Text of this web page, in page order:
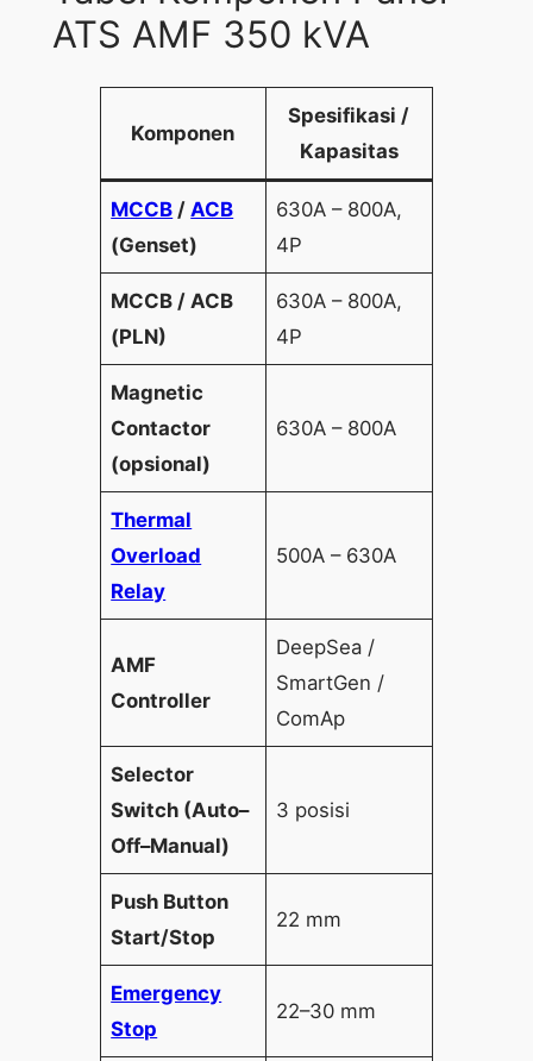
ATS AMF 350 kVA
Komponen
Spesifikasi /
Kapasitas
MCCB /ACB
(Genset)
630A – 800A,
4P
MCCB / ACB
(PLN)
630A – 800A,
4P
Magnetic
Contactor
(opsional)
630A – 800A
Thermal
Overload
Relay
500A – 630A
AMF
Controller
DeepSea /
SmartGen /
ComAp
Selector
Switch (Auto–
Off–Manual)
3 posisi
Push Button
Start/Stop
22 mm
Emergency
Stop
22–30 mm